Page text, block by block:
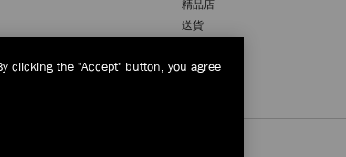
精品店
送貨
clicking the "Accept" button, you agree